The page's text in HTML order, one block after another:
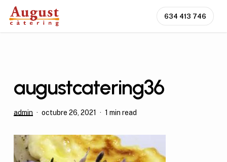
Skip
634 413 746
augustcatering36
admin octubre 26, 2021 1 min read